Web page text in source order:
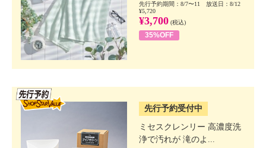
先行予約期間：8/7〜11 放送日：8/12
¥5,720
¥3,700 (税込)
35%OFF
先行予約受付中
ミセスクレンリー 高濃度洗
浄で汚れが 滝のよ...